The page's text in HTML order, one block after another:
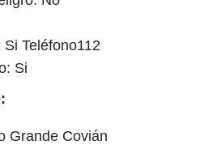
Teléfono112
Si
Grande Covián